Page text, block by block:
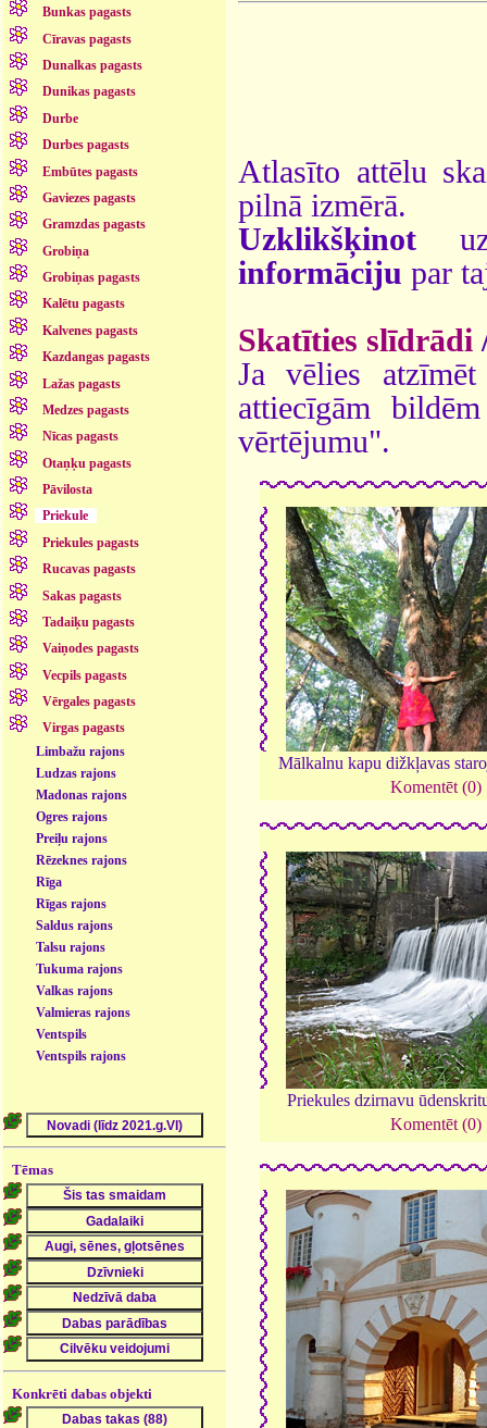
Bunkas pagasts
Cīravas pagasts
Dunalkas pagasts
Dunikas pagasts
Durbe
Durbes pagasts
Embūtes pagasts
Gaviezes pagasts
Gramzdas pagasts
Grobiņa
Grobiņas pagasts
Kalētu pagasts
Kalvenes pagasts
Kazdangas pagasts
Lažas pagasts
Medzes pagasts
Nīcas pagasts
Otaņķu pagasts
Pāvilosta
Priekule
Priekules pagasts
Rucavas pagasts
Sakas pagasts
Tadaiķu pagasts
Vaiņodes pagasts
Vecpils pagasts
Vērgales pagasts
Virgas pagasts
Limbažu rajons
Ludzas rajons
Madonas rajons
Ogres rajons
Preiļu rajons
Rēzeknes rajons
Rīga
Rīgas rajons
Saldus rajons
Talsu rajons
Tukuma rajons
Valkas rajons
Valmieras rajons
Ventspils
Ventspils rajons
Tēmas
Konkrēti dabas objekti
Atlasīto attēlu
pilnā izmērā.
Uzklikšķinot
informāciju par
Skatīties slīdrādi
Ja vēlies
attiecīgām
vērtējumu".
Mālkalnu kapu dižkļavas
Komentēt (0)
Priekules dzirnavu
Komentēt (0)